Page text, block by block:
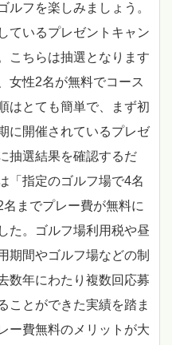
ルフを楽しみましょう。
ているプレゼントキャン
こちらは抽選となります
女性2名が無料でコース
はとても簡単で、まず初
に開催されているプレゼ
抽選結果を確認するだ
「指定のゴルフ場で4名
までプレー費が無料に
た。ゴルフ場利用税や昼
期間やゴルフ場などの制
数年にわたり複数回応募
ことができた実績を踏ま
ー費無料のメリットが大